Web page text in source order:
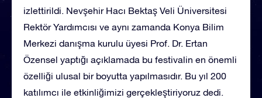
izlettirildi. Nevşehir Hacı Bektaş Veli Üniversitesi
Rektör Yardımcısı ve aynı zamanda Konya Bilim
Merkezi danışma kurulu üyesi Prof. Dr. Ertan
Özensel yaptığı açıklamada bu festivalin en önemli
özelliği ulusal bir boyutta yapılmasıdır. Bu yıl 200
katılımcı ile etkinliğimizi gerçekleştiriyoruz dedi.